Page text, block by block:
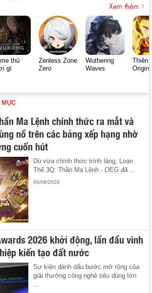
Xem thêm
thủ
gì
Zenless Zone
Zero
Wuthering
Waves
Thiên
Origin
Ma Lệnh chính thức ra mắt và
nổ trên các bảng xếp hạng nhờ
cuốn hút
Dù vừa chính thức trình làng, Loạn
Thế 3Q: Thần Ma Lệnh - OEG đã ...
06/08/2026
2026 khởi động, lần đầu vinh
kiến tạo đất nước
Sự kiện đánh dấu bước mở rộng của
giải thưởng công nghệ tiêu dùng lớn